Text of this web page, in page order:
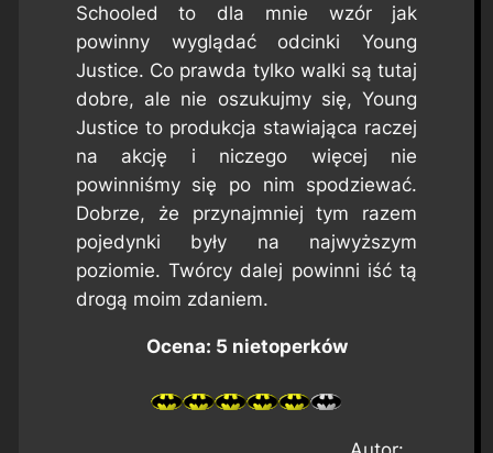
Schooled to dla mnie wzór jak
powinny wyglądać odcinkiYoung
Justice. Co prawda tylko walki są tutaj
dobre, ale nie oszukujmy się,Young
Justice to produkcja stawiająca raczej
na akcję i niczego więcej nie
powinniśmy się po nim spodziewać.
Dobrze, że przynajmniej tym razem
pojedynki były na najwyższym
poziomie. Twórcy dalej powinni iść tą
drogą moim zdaniem.
Ocena: 5 nietoperków